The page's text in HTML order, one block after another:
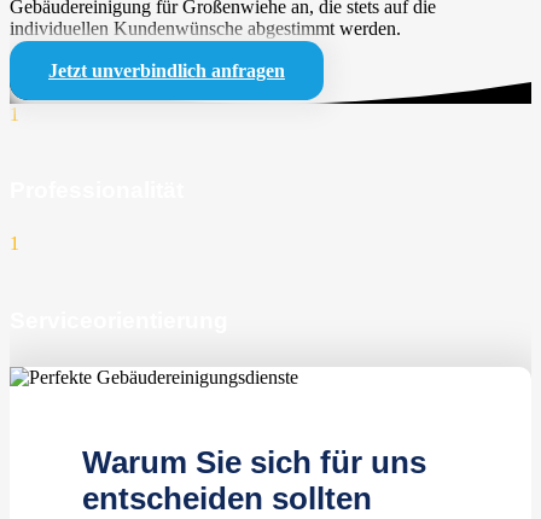
Gebäudereinigung für Großenwiehe an, die stets auf die
individuellen Kundenwünsche abgestimmt werden.
Jetzt unverbindlich anfragen
1
1
1
zufriedene Kunden
Warum Sie sich für uns
entscheiden sollten